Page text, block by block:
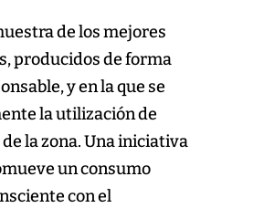
de los mejores
producidos de forma
y en la que se
la utilización de
la zona. Una iniciativa
un consumo
con el